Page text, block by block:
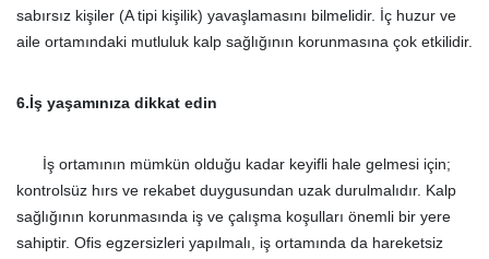
sabırsız kişiler (A tipi kişilik) yavaşlamasını bilmelidir. İç huzur ve
aile ortamındaki mutluluk kalp sağlığının korunmasına çok etkilidir.
6.İş yaşamınıza dikkat edin
İş ortamının mümkün olduğu kadar keyifli hale gelmesi için;
kontrolsüz hırs ve rekabet duygusundan uzak durulmalıdır. Kalp
sağlığının korunmasında iş ve çalışma koşulları önemli bir yere
sahiptir. Ofis egzersizleri yapılmalı, iş ortamında da hareketsiz